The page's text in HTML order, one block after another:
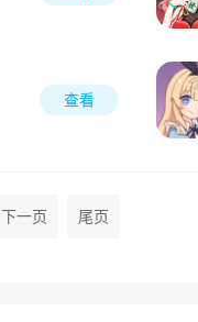
查看
下一页 尾页